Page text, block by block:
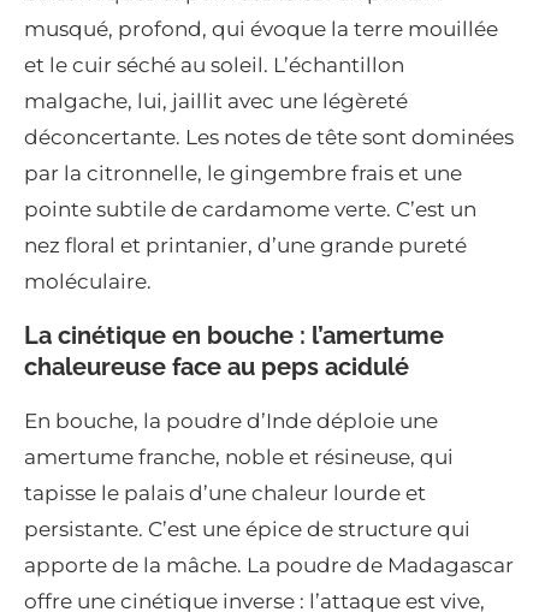
musqué, profond, qui évoque la terre mouillée
et le cuir séché au soleil. L’échantillon
malgache, lui, jaillit avec une légèreté
déconcertante. Les notes de tête sont dominées
par la citronnelle, le gingembre frais et une
pointe subtile de cardamome verte. C’est un
nez floral et printanier, d’une grande pureté
moléculaire.
La cinétique en bouche : l’amertume
chaleureuse face au peps acidulé
En bouche, la poudre d’Inde déploie une
amertume franche, noble et résineuse, qui
tapisse le palais d’une chaleur lourde et
persistante. C’est une épice de structure qui
apporte de la mâche. La poudre de Madagascar
offre une cinétique inverse : l’attaque est vive,